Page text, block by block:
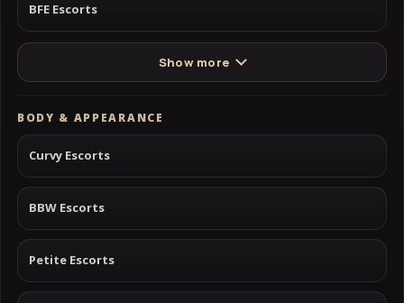
BFE Escorts
Show more
BODY & APPEARANCE
Curvy Escorts
BBW Escorts
Petite Escorts